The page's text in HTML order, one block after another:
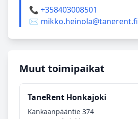
📞 +358403008501
✉️ mikko.heinola@tanerent.fi
Muut toimipaikat
TaneRent Honkajoki
Kankaanpääntie 374